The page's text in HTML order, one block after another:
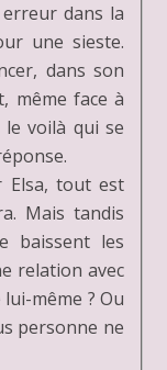
dans la
une sieste.
dans son
même face à
le voilà qui se
Elsa, tout est
Mais tandis
baissent les
relation avec
même ? Ou
personne ne